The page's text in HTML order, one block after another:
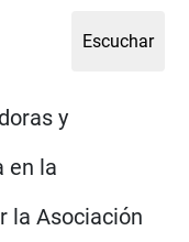
y
en la
la Asociación